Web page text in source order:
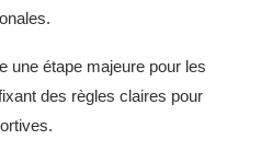
une étape majeure pour les
des règles claires pour